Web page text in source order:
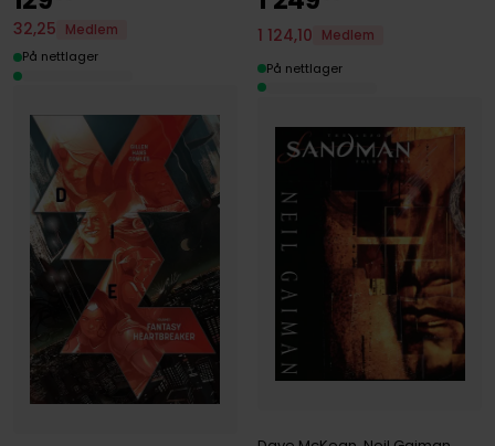
32,25
Medlem
På nettlager
1 124,10
Medlem
På nettlager